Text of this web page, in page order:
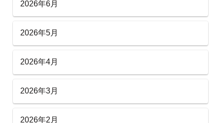
2026年6月
2026年5月
2026年4月
2026年3月
2026年2月